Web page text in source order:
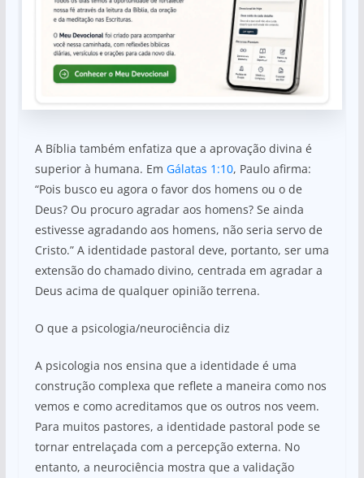
A Bíblia também enfatiza que a aprovação divina é
superior à humana. Em Gálatas 1:10, Paulo afirma:
“Pois busco eu agora o favor dos homens ou o de
Deus? Ou procuro agradar aos homens? Se ainda
estivesse agradando aos homens, não seria servo de
Cristo.” A identidade pastoral deve, portanto, ser uma
extensão do chamado divino, centrada em agradar a
Deus acima de qualquer opinião terrena.
O que a psicologia/neurociência diz
A psicologia nos ensina que a identidade é uma
construção complexa que reflete a maneira como nos
vemos e como acreditamos que os outros nos veem.
Para muitos pastores, a identidade pastoral pode se
tornar entrelaçada com a percepção externa. No
entanto, a neurociência mostra que a validação